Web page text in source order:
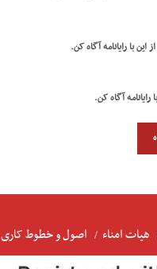
این با رایانامه آگاه کن.
رایانامه آگاه کن.
هیات امناء اصول و خطوط کاری